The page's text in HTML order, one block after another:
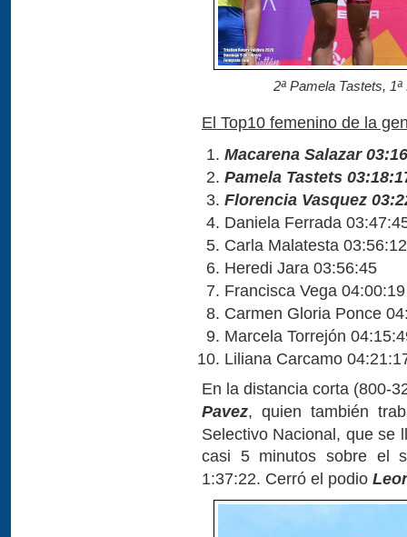
2ª Pamela Tastets,
El Top10 femenino de la
Macarena Salazar
Pamela Tastets
Florencia Vasquez
Daniela Ferrada
Carla Malatesta 03:56:12
Heredi Jara 03:56:45
Francisca Vega 04:00:19
Carmen Gloria Ponce
Marcela Torrejón
Liliana Carcamo
En la distancia corta (800-
Pavez, quien también
Selectivo Nacional, que se
casi 5 minutos sobre el
1:37:22. Cerró el podio